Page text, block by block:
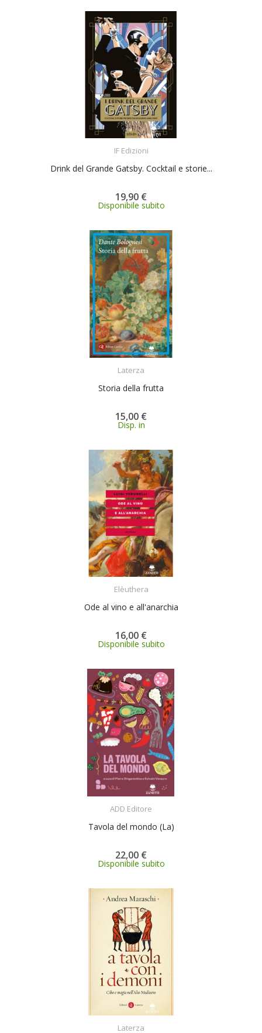
IF Edizioni
Drink del Grande Gatsby. Cocktail e storie...
19,90 €
Disponibile subito
Laterza
Storia della frutta
15,00 €
Disp. in
Elèuthera
Ode al vino e all'anarchia
16,00 €
Disponibile subito
ADD Editore
Tavola del mondo (La)
22,00 €
Disponibile subito
Laterza